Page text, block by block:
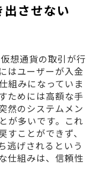
させない
想通貨の取引が行
はユーザーが入金
組みになっていま
ためには高額な手
然のシステムメン
が多いです。これ
ことができず、
逃げされるという
仕組みは、信頼性